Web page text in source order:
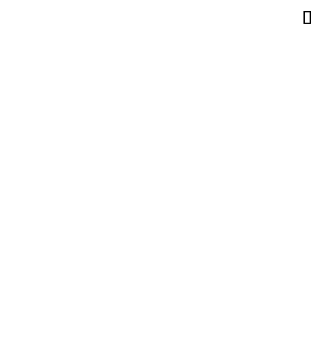







































